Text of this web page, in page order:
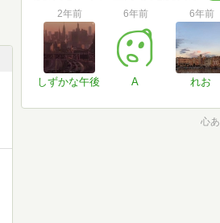
2年前
しずかな午後
6年前
A
6年前
れお
心